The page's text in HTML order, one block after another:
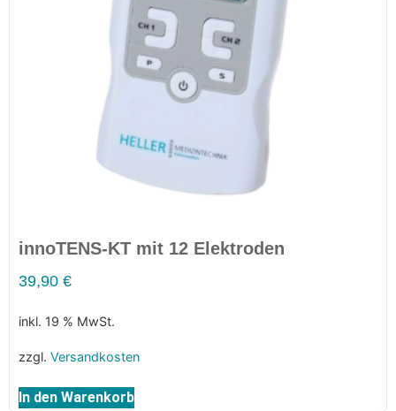
innoTENS-KT mit 12 Elektroden
39,90 €
inkl. 19 % MwSt.
zzgl. Versandkosten
In den Warenkorb